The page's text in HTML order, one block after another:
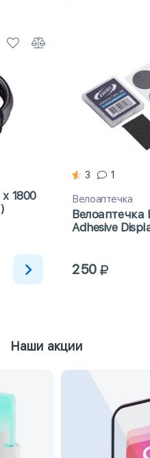
1800
3 1
Велоаптечка
Велоаптечка
Adhesive
250
Наши акции